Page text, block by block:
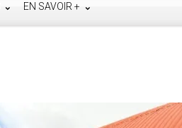
EN SAVOIR +